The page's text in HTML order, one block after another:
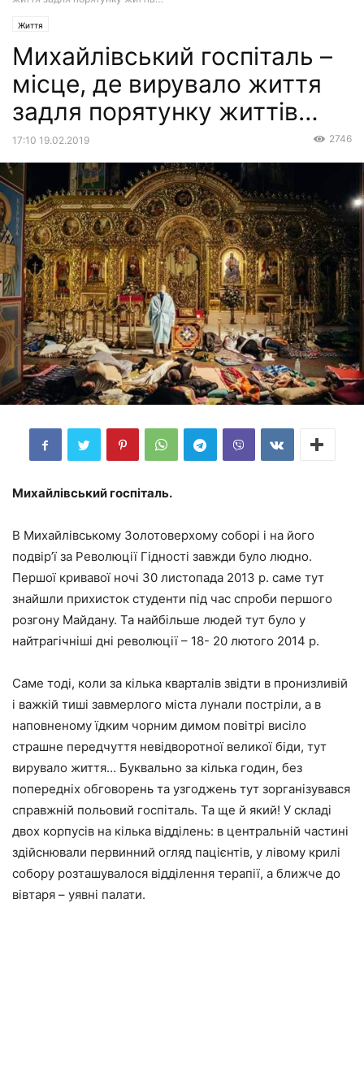
Життя
Михайлівський госпіталь –
місце, де вирувало життя
задля порятунку життів…
17:10 19.02.2019 2746
Михайлівський госпіталь.
В Михайлівському Золотоверхому соборі і на його
подвір’ї за Революції Гідності завжди було людно.
Першої кривавої ночі 30 листопада 2013 р. саме тут
знайшли прихисток студенти під час спроби першого
розгону Майдану. Та найбільше людей тут було у
найтрагічніші дні революції – 18- 20 лютого 2014 р.
Саме тоді, коли за кілька кварталів звідти в пронизливій
і важкій тиші завмерлого міста лунали постріли, а в
наповненому їдким чорним димом повітрі висіло
страшне передчуття невідворотної великої біди, тут
вирувало життя… Буквально за кілька годин, без
попередніх обговорень та узгоджень тут зорганізувався
справжній польовий госпіталь. Та ще й який! У складі
двох корпусів на кілька відділень: в центральній частині
здійснювали первинний огляд пацієнтів, у лівому крилі
собору розташувалося відділення терапії, а ближче до
вівтаря – уявні палати.